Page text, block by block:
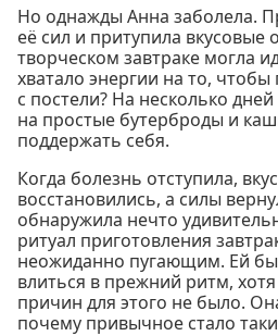
Но однажды Анна заболела.
её сил и притупила
творческом завтраке могла
хватало энергии на то, чтобы
с постели? На несколько
на простые бутерброды и
поддержать себя.
Когда болезнь отступила,
восстановились, а силы
обнаружила нечто
ритуал приготовления
неожиданно пугающим. Ей
влиться в прежний ритм,
причин для этого не было.
почему привычное стало